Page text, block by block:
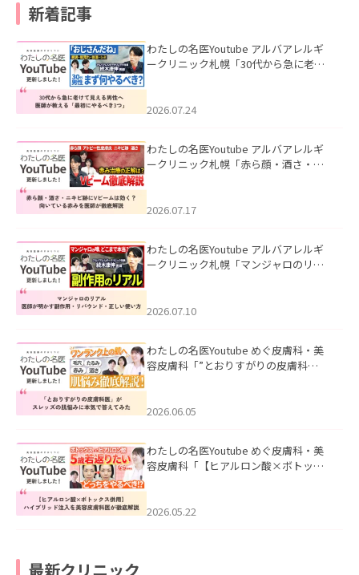
新着記事
わたしの名医Youtube アルバアレルギ
ークリニック札幌「30代から急に老け
た。
2026.07.24
わたしの名医Youtube アルバアレルギ
ークリニック札幌「赤ら顔・酒さ・ニ
した。
2026.07.17
わたしの名医Youtube アルバアレルギ
ークリニック札幌「マンジャロのリア
た。
2026.07.10
わたしの名医Youtube めぐ皮膚科・美
容皮膚科「”とおりすがりの皮膚科
2026.06.05
わたしの名医Youtube めぐ皮膚科・美
容皮膚科「【ヒアルロン酸×ボトック
た。
2026.05.22
最新クリニック